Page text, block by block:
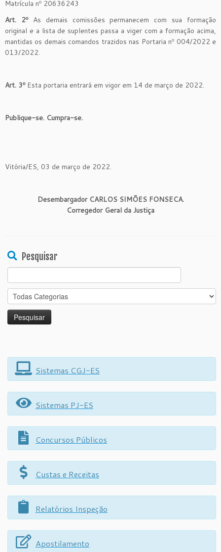
Matrícula nº 20636243
Art. 2º As demais comissões permanecem com sua formação
original e a lista de suplentes passa a viger com a formação acima,
mantidas os demais comandos trazidos nas Portaria nº 004/2022 e
013/2022.
Art. 3º Esta portaria entrará em vigor em 14 de março de 2022.
Publique-se. Cumpra-se.
Vitória/ES, 03 de março de 2022.
Desembargador CARLOS SIMÕES FONSECA.
Corregedor Geral da Justiça
Pesquisar
Search
for:
Sistemas CGJ-ES
Sistemas PJ-ES
Concursos Públicos
Custas e Receitas
Relatórios Inspeção
Apostilamento